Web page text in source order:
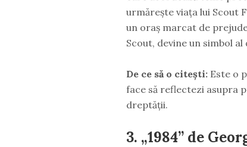
urmărește viața lui Scout
un oraș marcat de
Scout, devine un simbol
De ce să o citești:Este o
face să reflectezi asupra
dreptății.
3. „1984” de